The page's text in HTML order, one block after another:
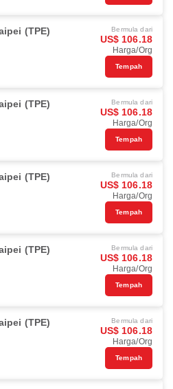
(TPE) Bermula dari
US$ 106.18
Harga/Org
Tempah
(TPE) Bermula dari
US$ 106.18
Harga/Org
Tempah
(TPE) Bermula dari
US$ 106.18
Harga/Org
Tempah
(TPE) Bermula dari
US$ 106.18
Harga/Org
Tempah
(TPE) Bermula dari
US$ 106.18
Harga/Org
Tempah